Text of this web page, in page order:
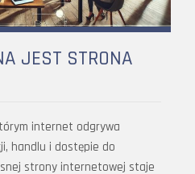
JEST STRONA
internet odgrywa
handlu i dostępie do
strony internetowej staje